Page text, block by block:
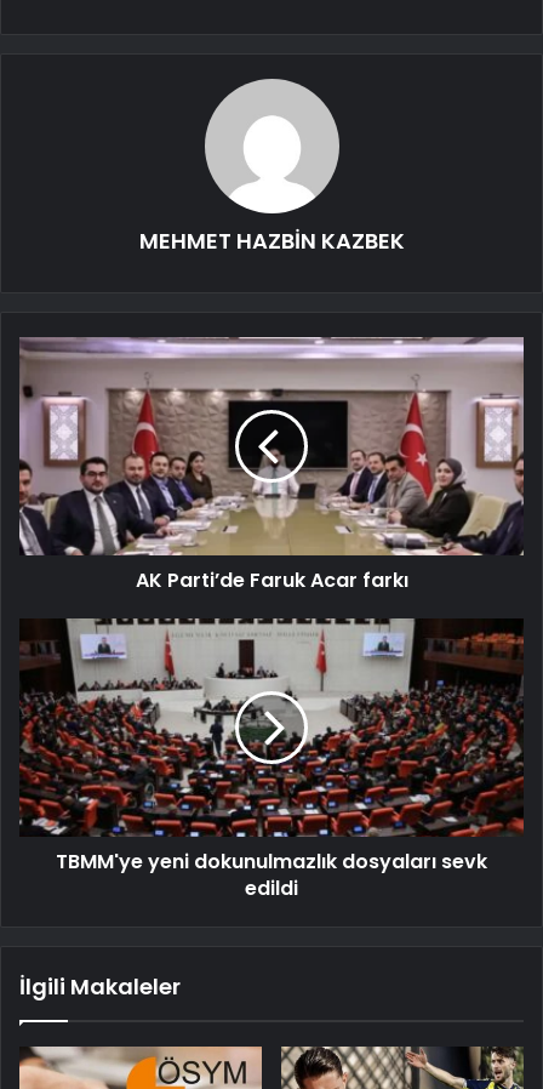
MEHMET HAZBİN KAZBEK
AK Parti’de Faruk Acar farkı
TBMM'ye yeni dokunulmazlık dosyaları sevk
edildi
İlgili Makaleler